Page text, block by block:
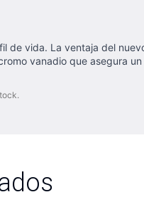
de vida. La ventaja del
vanadio que asegura